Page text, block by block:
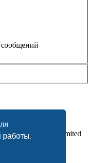
работы.© phpBB Limited